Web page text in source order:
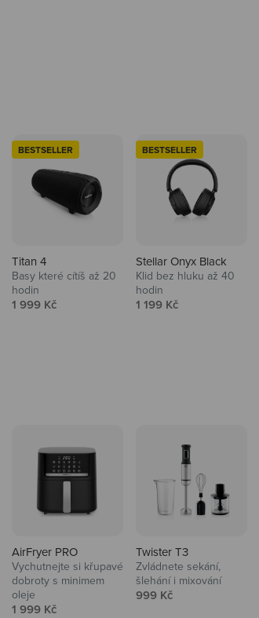
BESTSELLER
Titan 4
Basy které cítíš až 20
hodin
Prodejní cena
1 999 Kč
BESTSELLER
Stellar Onyx Black
Klid bez hluku až 40
hodin
Prodejní cena
1 199 Kč
AirFryer PRO
Vychutnejte si křupavé
dobroty s minimem
oleje
Prodejní cena
1 999 Kč
Twister T3
Zvládnete sekání,
šlehání i mixování
Prodejní cena
999 Kč